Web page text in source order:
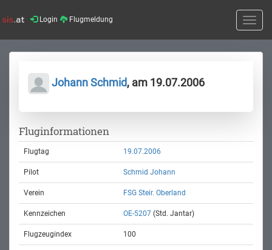
Login Flugmeldung
Toggle
Johann Schmid, am 19.07.2006
Fluginformationen
Flugtag 19.07.2006
Pilot Schmid Johann
Verein FSG Steir. Oberland
Kennzeichen OE-5207 (Std. Jantar)
Flugzeugindex 100